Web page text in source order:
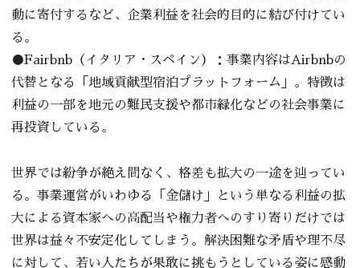
動に寄付するなど、企業利益を社会的目的に結び付けてい
る。
●Fairbnb（イタリア・スペイン）：事業内容はAirbnbの
代替となる「地域貢献型宿泊プラットフォーム」。特徴は
利益の一部を地元の難民支援や都市緑化などの社会事業に
再投資している。
世界では紛争が絶え間なく、格差も拡大の一途を辿ってい
る。事業運営がいわゆる「金儲け」という単なる利益の拡
大による資本家への高配当や権力者へのすり寄りだけでは
世界は益々不安定化してしまう。解決困難な矛盾や理不尽
に対して、若い人たちが果敢に挑もうとしている姿に感動